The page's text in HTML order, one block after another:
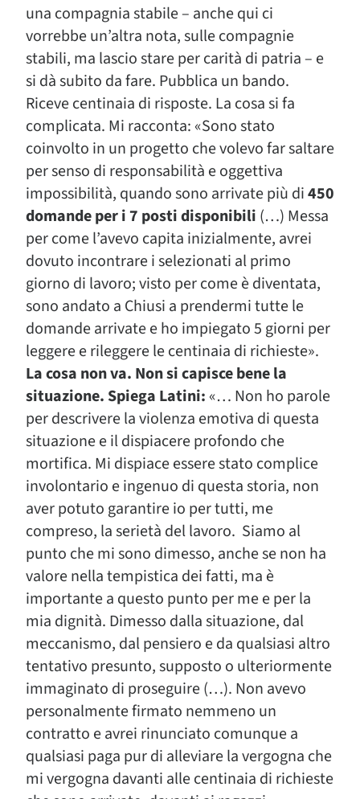
una compagnia stabile – anche qui ci
vorrebbe un’altra nota, sulle compagnie
stabili, ma lascio stare per carità di patria – e
si dà subito da fare. Pubblica un bando.
Riceve centinaia di risposte. La cosa si fa
complicata. Mi racconta: «Sono stato
coinvolto in un progetto che volevo far saltare
per senso di responsabilità e oggettiva
impossibilità, quando sono arrivate più di450
domande per i 7 posti disponibili (…) Messa
per come l’avevo capita inizialmente, avrei
dovuto incontrare i selezionati al primo
giorno di lavoro; visto per come è diventata,
sono andato a Chiusi a prendermi tutte le
domande arrivate e ho impiegato 5 giorni per
leggere e rileggere le centinaia di richieste».
La cosa non va. Non si capisce bene la
situazione. Spiega Latini: «… Non ho parole
per descrivere la violenza emotiva di questa
situazione e il dispiacere profondo che
mortifica. Mi dispiace essere stato complice
involontario e ingenuo di questa storia, non
aver potuto garantire io per tutti, me
compreso, la serietà del lavoro. Siamo al
punto che mi sono dimesso, anche se non ha
valore nella tempistica dei fatti, ma è
importante a questo punto per me e per la
mia dignità. Dimesso dalla situazione, dal
meccanismo, dal pensiero e da qualsiasi altro
tentativo presunto, supposto o ulteriormente
immaginato di proseguire (…). Non avevo
personalmente firmato nemmeno un
contratto e avrei rinunciato comunque a
qualsiasi paga pur di alleviare la vergogna che
mi vergogna davanti alle centinaia di richieste